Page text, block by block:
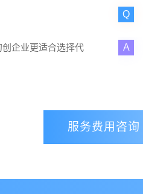
企业更适合选择代
Q
A
服务费用咨询